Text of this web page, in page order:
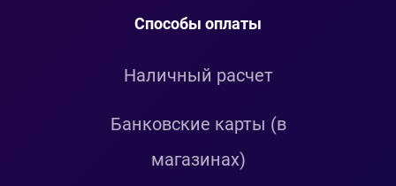
Способы оплаты
Наличный расчет
Банковские карты (в
магазинах)